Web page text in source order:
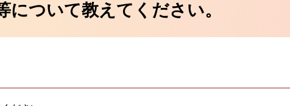
について教えてください。